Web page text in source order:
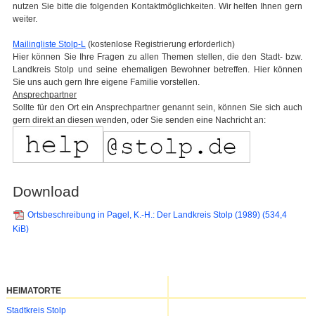
nutzen Sie bitte die folgenden Kontaktmöglichkeiten. Wir helfen Ihnen gern
weiter.
Mailingliste Stolp-L (kostenlose Registrierung erforderlich)
Hier können Sie Ihre Fragen zu allen Themen stellen, die den Stadt- bzw.
Landkreis Stolp und seine ehemaligen Bewohner betreffen. Hier können
Sie uns auch gern Ihre eigene Familie vorstellen.
Ansprechpartner
Sollte für den Ort ein Ansprechpartner genannt sein, können Sie sich auch
gern direkt an diesen wenden, oder Sie senden eine Nachricht an:
Download
Ortsbeschreibung in Pagel, K.-H.: Der Landkreis Stolp (1989) (534,4
KiB)
HEIMATORTE
Navigation
Stadtkreis Stolp